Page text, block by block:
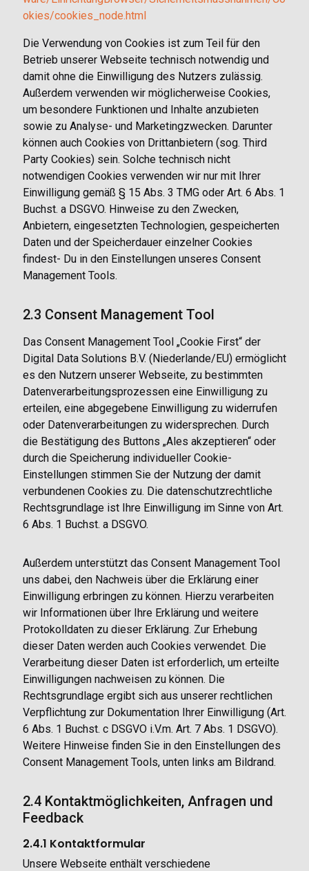
okies/cookies_node.html
Die Verwendung von Cookies ist zum Teil für den
Betrieb unserer Webseite technisch notwendig und
damit ohne die Einwilligung des Nutzers zulässig.
Außerdem verwenden wir möglicherweise Cookies,
um besondere Funktionen und Inhalte anzubieten
sowie zu Analyse- und Marketingzwecken. Darunter
können auch Cookies von Drittanbietern (sog. Third
Party Cookies) sein. Solche technisch nicht
notwendigen Cookies verwenden wir nur mit Ihrer
Einwilligung gemäß § 15 Abs. 3 TMG oder Art. 6 Abs. 1
Buchst. a DSGVO. Hinweise zu den Zwecken,
Anbietern, eingesetzten Technologien, gespeicherten
Daten und der Speicherdauer einzelner Cookies
findest- Du in den Einstellungen unseres Consent
Management Tools.
2.3 Consent Management Tool
Das Consent Management Tool „Cookie First“ der
Digital Data Solutions B.V. (Niederlande/EU) ermöglicht
es den Nutzern unserer Webseite, zu bestimmten
Datenverarbeitungsprozessen eine Einwilligung zu
erteilen, eine abgegebene Einwilligung zu widerrufen
oder Datenverarbeitungen zu widersprechen. Durch
die Bestätigung des Buttons „Ales akzeptieren“ oder
durch die Speicherung individueller Cookie-
Einstellungen stimmen Sie der Nutzung der damit
verbundenen Cookies zu. Die datenschutzrechtliche
Rechtsgrundlage ist Ihre Einwilligung im Sinne von Art.
6 Abs. 1 Buchst. a DSGVO.
Außerdem unterstützt das Consent Management Tool
uns dabei, den Nachweis über die Erklärung einer
Einwilligung erbringen zu können. Hierzu verarbeiten
wir Informationen über Ihre Erklärung und weitere
Protokolldaten zu dieser Erklärung. Zur Erhebung
dieser Daten werden auch Cookies verwendet. Die
Verarbeitung dieser Daten ist erforderlich, um erteilte
Einwilligungen nachweisen zu können. Die
Rechtsgrundlage ergibt sich aus unserer rechtlichen
Verpflichtung zur Dokumentation Ihrer Einwilligung (Art.
6 Abs. 1 Buchst. c DSGVO i.V.m. Art. 7 Abs. 1 DSGVO).
Weitere Hinweise finden Sie in den Einstellungen des
Consent Management Tools, unten links am Bildrand.
2.4 Kontaktmöglichkeiten, Anfragen und
Feedback
2.4.1 Kontaktformular
Unsere Webseite enthält verschiedene